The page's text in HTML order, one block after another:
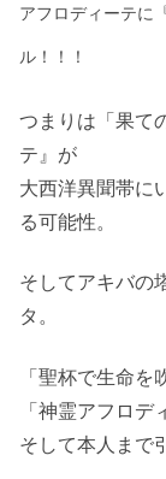
アフロディーテに
ル！！！
つまりは「果て
テ』が
大西洋異聞帯に
る可能性。
そしてアキバの
タ。
「聖杯で生命
「神霊アフロデ
そして本人まで